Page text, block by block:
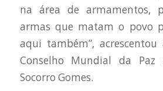
na área de armamentos,
armas que matam o povo
aqui também”,
Conselho Mundial da Paz
Socorro Gomes.